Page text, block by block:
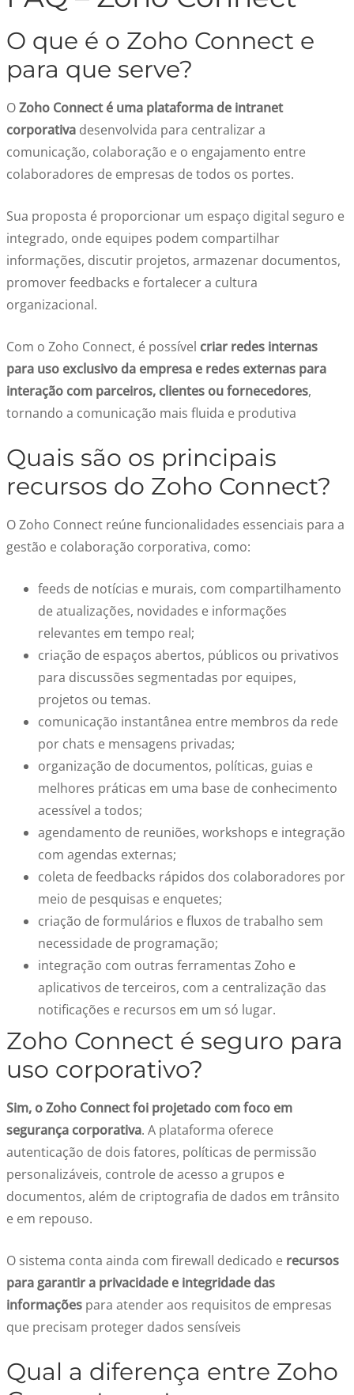
O que é o Zoho Connect e
para que serve?
OZoho Connect é uma plataforma de intranet
corporativa desenvolvida para centralizar a
comunicação, colaboração e o engajamento entre
colaboradores de empresas de todos os portes.
Sua proposta é proporcionar um espaço digital seguro e
integrado, onde equipes podem compartilhar
informações, discutir projetos, armazenar documentos,
promover feedbacks e fortalecer a cultura
organizacional.
Com o Zoho Connect, é possível criar redes internas
para uso exclusivo da empresa e redes externas para
interação com parceiros, clientes ou fornecedores,
tornando a comunicação mais fluida e produtiva
Quais são os principais
recursos do Zoho Connect?
O Zoho Connect reúne funcionalidades essenciais para a
gestão e colaboração corporativa, como:
feeds de notícias e murais, com compartilhamento
de atualizações, novidades e informações
relevantes em tempo real;
criação de espaços abertos, públicos ou privativos
para discussões segmentadas por equipes,
projetos ou temas.
comunicação instantânea entre membros da rede
por chats e mensagens privadas;
organização de documentos, políticas, guias e
melhores práticas em uma base de conhecimento
acessível a todos;
agendamento de reuniões, workshops e integração
com agendas externas;
coleta de feedbacks rápidos dos colaboradores por
meio de pesquisas e enquetes;
criação de formulários e fluxos de trabalho sem
necessidade de programação;
integração com outras ferramentas Zoho e
aplicativos de terceiros, com a centralização das
notificações e recursos em um só lugar.
Zoho Connect é seguro para
uso corporativo?
Sim, o Zoho Connect foi projetado com foco em
segurança corporativa. A plataforma oferece
autenticação de dois fatores, políticas de permissão
personalizáveis, controle de acesso a grupos e
documentos, além de criptografia de dados em trânsito
e em repouso.
O sistema conta ainda com firewall dedicado e recursos
para garantir a privacidade e integridade das
informações para atender aos requisitos de empresas
que precisam proteger dados sensíveis
Qual a diferença entre Zoho